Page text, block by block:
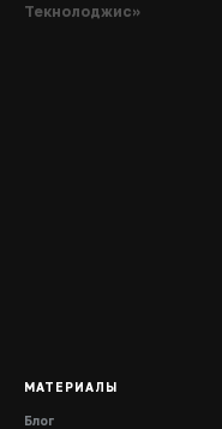
Текнолоджис»
МАТЕРИАЛЫ
Блог